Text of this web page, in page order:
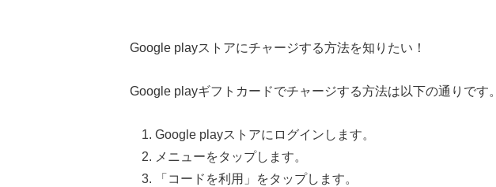
Google playストアにチャージする方法を知りたい！
Google playギフトカードでチャージする方法は以下の通りです。
Google playストアにログインします。
メニューをタップします。
「コードを利用」をタップします。